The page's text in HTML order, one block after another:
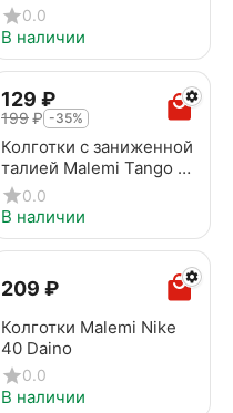
0.0
В наличии
‍129‍ ₽
‍199‍₽ -35%
Колготки с заниженной
талией Malemi Tango 20
v.b. Chocolate
0.0
В наличии
‍209‍ ₽
Колготки Malemi Nike
40 Daino
0.0
В наличии